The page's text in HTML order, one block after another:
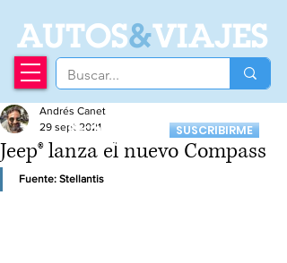
AUTOS&VIAJES
Recibí nuestro
Newsletter
SUSCRIBIRME
Jeep® lanza el nuevo Compass
Andrés Canet
29 sept 2021
Fuente: Stellantis